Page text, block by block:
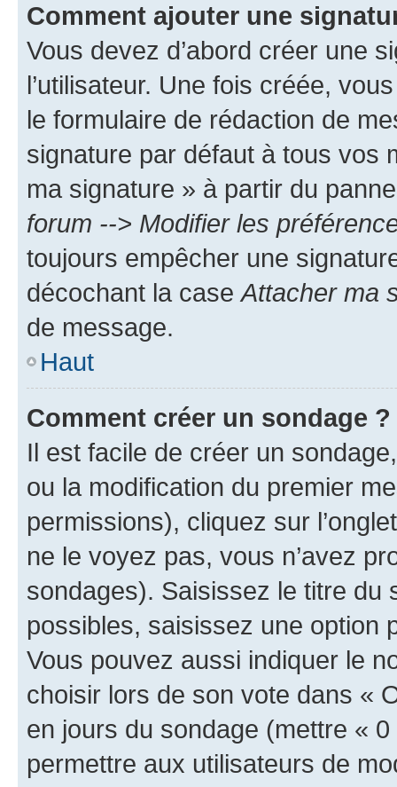
Comment ajouter une
Vous devez d’abord créer une
l’utilisateur. Une fois créée,
le formulaire de rédaction de
signature par défaut à tous vos
ma signature » à partir du
forum --> Modifier les
toujours empêcher une
décochant la caseAttacher ma
de message.
Haut
Comment créer un sondage ?
Il est facile de créer un
ou la modification du premier
permissions), cliquez sur
ne le voyez pas, vous n’avez
sondages). Saisissez le titre du
possibles, saisissez une option
Vous pouvez aussi indiquer le
choisir lors de son vote dans «
en jours du sondage (mettre «
permettre aux utilisateurs de